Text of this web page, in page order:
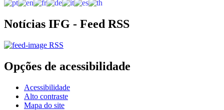
Notícias IFG - Feed RSS
RSS
Opções de acessibilidade
Acessibilidade
Alto contraste
Mapa do site